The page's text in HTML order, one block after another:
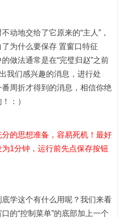
动地交给了它原来的“主人”，
为什么要保存 置窗口特征
做法通常是在“完璧归赵”之前
我们感兴趣的消息，进行处
周折才得到的消息，相信你绝
：）
的思想准备，容易死机！最好
为1分钟，运行前先点保存按钮
学这个有什么用呢？我们来看
口的“控制菜单”的底部加上一个